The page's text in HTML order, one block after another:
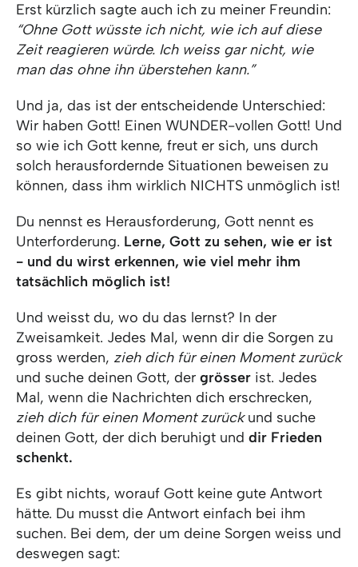
Erst kürzlich sagte auch ich zu meiner Freundin:
“Ohne Gott wüsste ich nicht, wie ich auf diese
Zeit reagieren würde. Ich weiss gar nicht, wie
man das ohne ihn überstehen kann.”
Und ja, das ist der entscheidende Unterschied:
Wir haben Gott! Einen WUNDER-vollen Gott! Und
so wie ich Gott kenne, freut er sich, uns durch
solch herausfordernde Situationen beweisen zu
können, dass ihm wirklich NICHTS unmöglich ist!
Du nennst es Herausforderung, Gott nennt es
Unterforderung. Lerne, Gott zu sehen, wie er ist
- und du wirst erkennen, wie viel mehr ihm
tatsächlich möglich ist!
Und weisst du, wo du das lernst? In der
Zweisamkeit. Jedes Mal, wenn dir die Sorgen zu
gross werden, zieh dich für einen Moment zurück
und suche deinen Gott, der grösser ist. Jedes
Mal, wenn die Nachrichten dich erschrecken,
zieh dich für einen Moment zurückund suche
deinen Gott, der dich beruhigt und dir Frieden
schenkt.
Es gibt nichts, worauf Gott keine gute Antwort
hätte. Du musst die Antwort einfach bei ihm
suchen. Bei dem, der um deine Sorgen weiss und
deswegen sagt: